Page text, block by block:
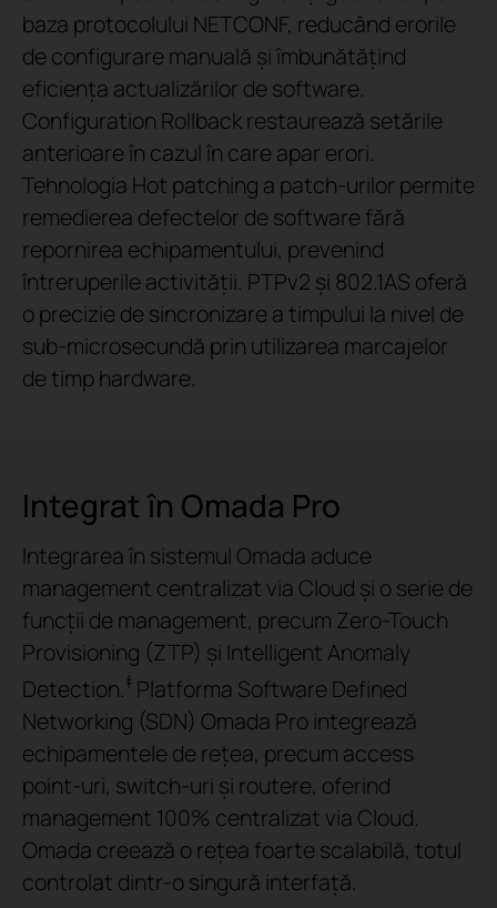
baza protocolului NETCONF, reducând erorile
de configurare manuală și îmbunătățind
eficiența actualizărilor de software.
Configuration Rollback restaurează setările
anterioare în cazul în care apar erori.
Tehnologia Hot patching a patch-urilor permite
remedierea defectelor de software fără
repornirea echipamentului, prevenind
întreruperile activității. PTPv2 și 802.1AS oferă
o precizie de sincronizare a timpului la nivel de
sub-microsecundă prin utilizarea marcajelor
de timp hardware.
Integrat în Omada Pro
Integrarea în sistemul Omada aduce
management centralizat via Cloud și o serie de
funcții de management, precum Zero-Touch
Provisioning (ZTP) și Intelligent Anomaly
Detection.‡ Platforma Software Defined
Networking (SDN) Omada Pro integrează
echipamentele de rețea, precum access
point-uri, switch-uri și routere, oferind
management 100% centralizat via Cloud.
Omada creează o rețea foarte scalabilă, totul
controlat dintr-o singură interfață.